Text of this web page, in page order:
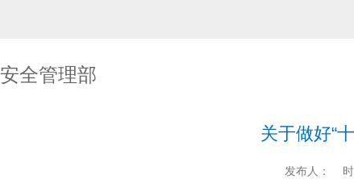
安全管理部
关于做好“
发布人：